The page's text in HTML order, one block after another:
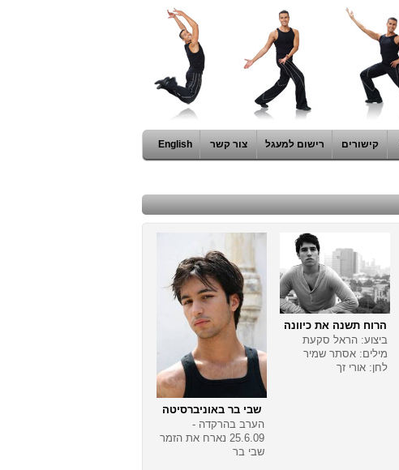
קישורים רישום למעגל צור קשר English
הרוח תשנה את כיוונה
ביצוע: הראל סקעת
מילים: אסתר שמיר
לחן: אורי זך
שבי בר באוניברסיטה
הערב בהרקדה -
25.6.09 נארח את הזמר
שבי בר